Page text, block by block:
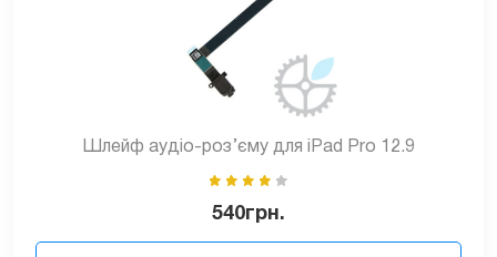
Шлейф аудіо-роз’єму для iPad Pro 12.9
540грн.